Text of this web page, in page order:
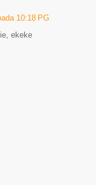
10:18 PG
ekeke